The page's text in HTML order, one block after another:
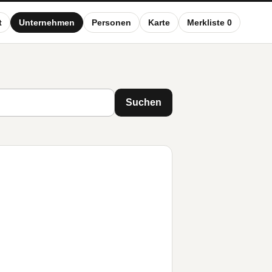
Unternehmen Personen Karte Merkliste 0
Suchen